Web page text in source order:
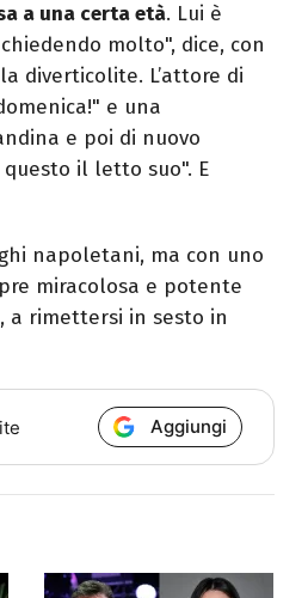
a una certa età. Lui è
molto", dice, con
diverticolite. L’attore di
e una
e poi di nuovo
il letto suo". E
napoletani, ma con uno
miracolosa e potente
a rimettersi in sesto in
Aggiungi